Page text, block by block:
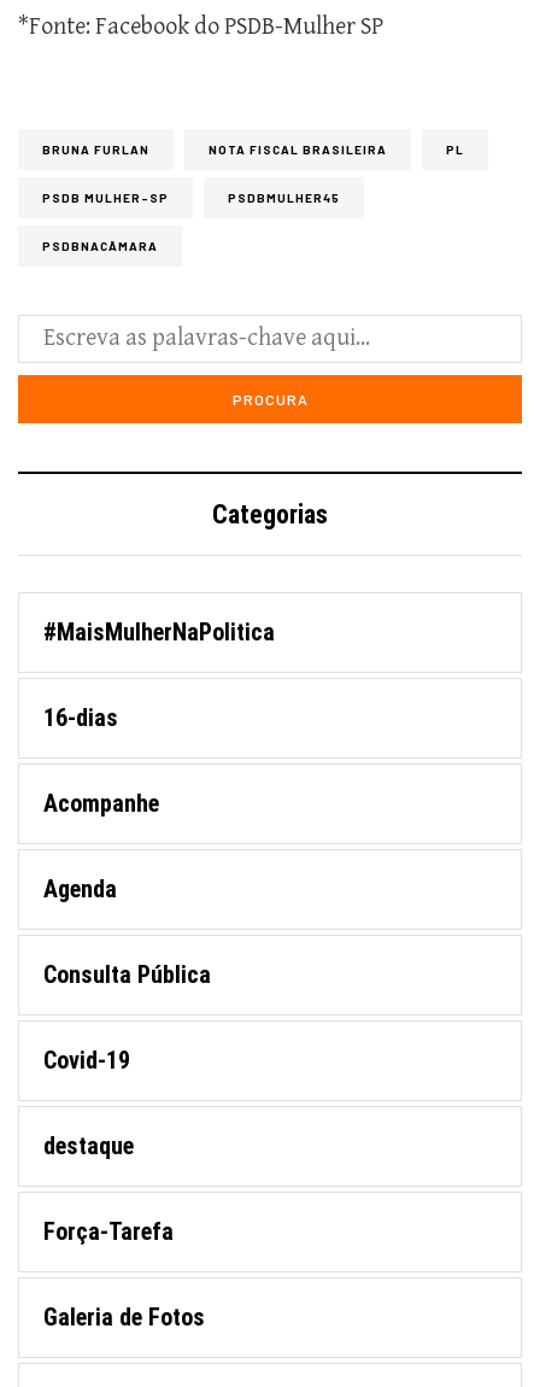
*Fonte: Facebook do PSDB-Mulher SP
BRUNA FURLAN NOTA FISCAL BRASILEIRA PL
PSDB MULHER-SP PSDBMULHER45
PSDBNACÂMARA
Categorias
#MaisMulherNaPolitica
16-dias
Acompanhe
Agenda
Consulta Pública
Covid-19
destaque
Força-Tarefa
Galeria de Fotos